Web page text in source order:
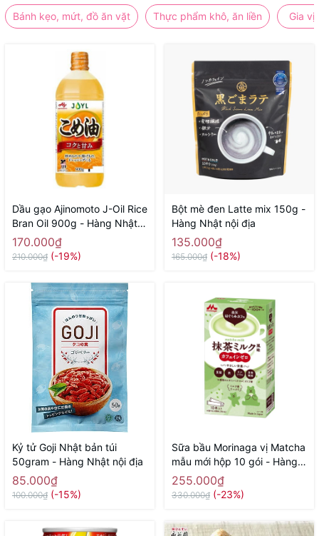
Bánh kẹo, mứt, đồ ăn vặt Thực phẩm khô, ăn liền Gia vị
Dầu gạo Ajinomoto J-Oil Rice
Bran Oil 900g - Hàng Nhật
nội địa
170.000₫
210.000₫ (-19%)
Bột mè đen Latte mix 150g -
Hàng Nhật nội địa
135.000₫
165.000₫ (-18%)
Kỷ tử Goji Nhật bản túi
50gram - Hàng Nhật nội địa
85.000₫
100.000₫ (-15%)
Sữa bầu Morinaga vị Matcha
mẫu mới hộp 10 gói - Hàng
Nhật nội
255.000₫
330.000₫ (-23%)